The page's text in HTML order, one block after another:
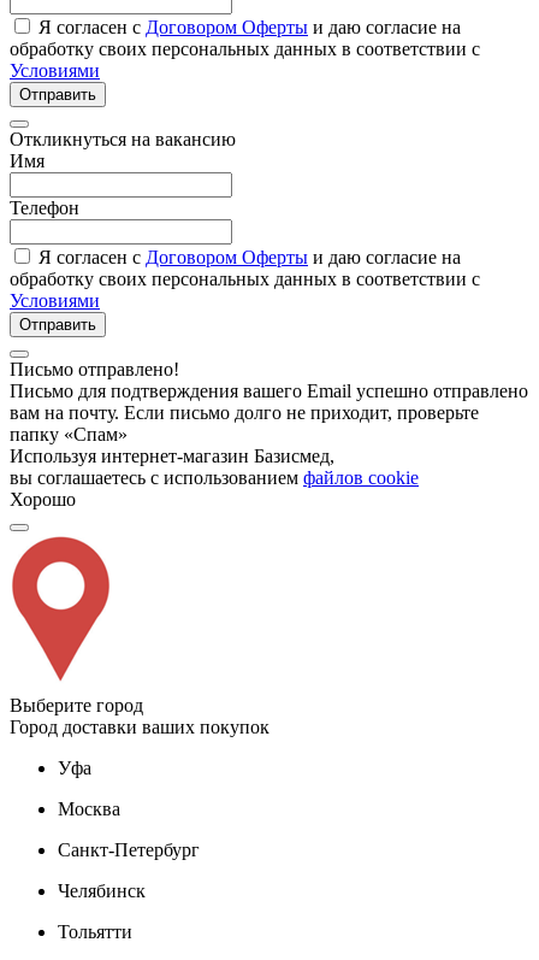
Я согласен с Договором Оферты и даю согласие на
обработку своих персональных данных в соответствии с
Условиями
Отправить
Откликнуться на вакансию
Имя
Телефон
Я согласен с Договором Оферты и даю согласие на
обработку своих персональных данных в соответствии с
Условиями
Отправить
Письмо отправлено!
Письмо для подтверждения вашего Email успешно отправлено
вам на почту. Если письмо долго не приходит, проверьте
папку «Спам»
Используя интернет-магазин Базисмед,
вы соглашаетесь с использованием файлов cookie
Хорошо
Выберите город
Город доставки ваших покупок
Уфа
Москва
Санкт-Петербург
Челябинск
Тольятти